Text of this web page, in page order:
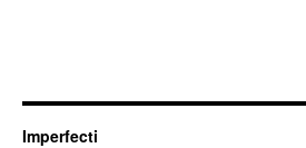
Imperfecti